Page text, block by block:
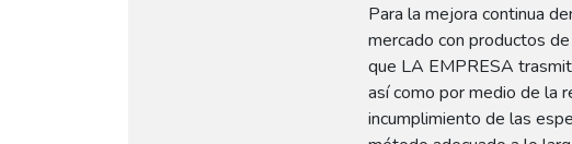
Para la mejora continua
mercado con productos
que LA EMPRESA
así como por medio de la
incumplimiento de las